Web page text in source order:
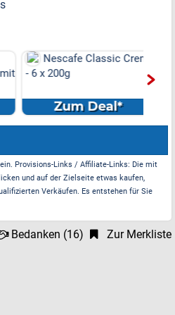
Nescafe Classic Crema
- 6 x 200g
Zum Deal*
Provisions-Links / Affiliate-Links: Die mit
und auf der Zielseite etwas kaufen,
Verkäufen. Es entstehen für Sie
Bedanken (16) Zur Merkliste